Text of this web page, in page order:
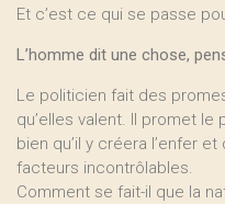
Et c’est ce qui se passe
L’homme dit une chose,
Le politicien fait des
qu’elles valent. Il promet le
bien qu’il y créera l’enfer
facteurs incontrôlables.
Comment se fait-il que la